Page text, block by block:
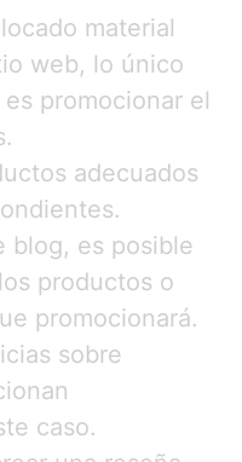
material
web, lo único
promocionar el
adecuados
blog, es posible
productos o
promocionará.
sobre
caso.